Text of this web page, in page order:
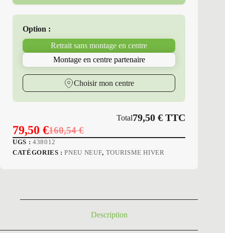
-
Pneus
Hiver
205/55R16
WINTER
Option :
Retrait sans montage en centre
Montage en centre partenaire
Choisir mon centre
Total79,50€ TTC
160,54€
Le
prix
79,50 €Le
prix
UGS : 438012
CATÉGORIES :PNEU NEUF, TOURISME HIVER
Description